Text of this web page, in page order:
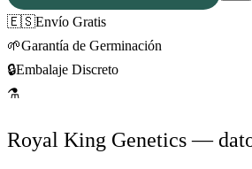
🇪🇸Envío Gratis
🌱Garantía de Germinación
🔒Embalaje Discreto
⚗
Royal King Genetics —